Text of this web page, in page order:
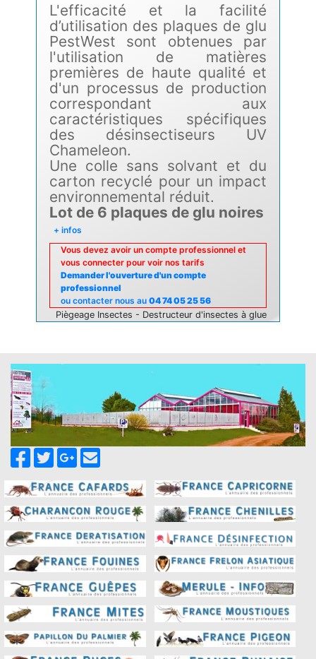
L'efficacité et la facilité
d’utilisation des plaques de glu
PestWest sont obtenues par
l'utilisation de matières
premières de haute qualité et
d'un processus de production
correspondant aux
caractéristiques spécifiques
des désinsectiseurs UV
Chameleon.
Une colle sans solvant et du
carton recyclé pour un impact
environnemental réduit.
Lot de 6 plaques de glu noires
+ infos
Vous devez avoir un compte professionnel et
vous connecter pour voir nos tarifs
Demander l'ouverture d'un compte
professionnel
ou contacter nous au 04 74 05 25 56
Piègeage Insectes - Destructeur d'insectes à glue